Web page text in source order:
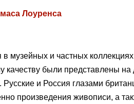
Лоуренса
в музейных и частных
качеству были представлены
и Россия глазами
произведения живописи, а